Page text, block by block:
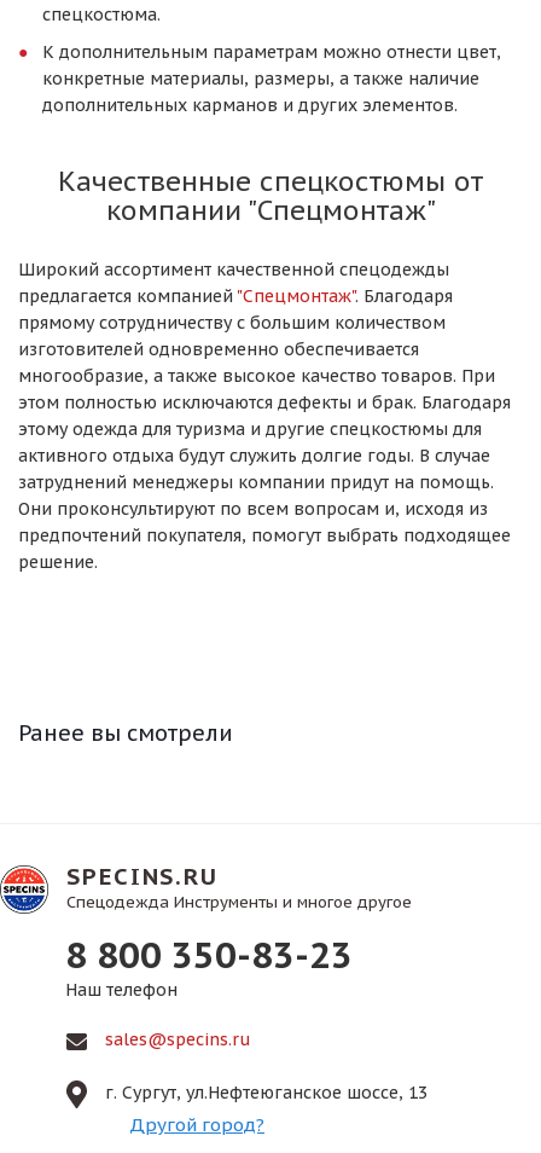
спецкостюма.
К дополнительным параметрам можно отнести цвет,
конкретные материалы, размеры, а также наличие
дополнительных карманов и других элементов.
Качественные спецкостюмы от
компании "Спецмонтаж"
Широкий ассортимент качественной спецодежды
предлагается компанией "Спецмонтаж". Благодаря
прямому сотрудничеству с большим количеством
изготовителей одновременно обеспечивается
многообразие, а также высокое качество товаров. При
этом полностью исключаются дефекты и брак. Благодаря
этому одежда для туризма и другие спецкостюмы для
активного отдыха будут служить долгие годы. В случае
затруднений менеджеры компании придут на помощь.
Они проконсультируют по всем вопросам и, исходя из
предпочтений покупателя, помогут выбрать подходящее
решение.
Ранее вы смотрели
SPECINS.RU
Спецодежда Инструменты и многое другое
8 800 350-83-23
Наш телефон
sales@specins.ru
г. Сургут, ул.Нефтеюганское шоссе, 13
Другой город?